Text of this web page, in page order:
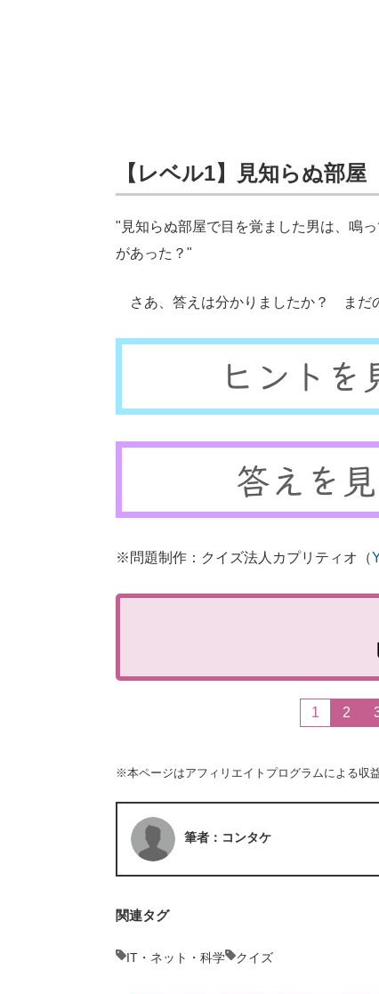
【レベル1】見知らぬ部屋
"見知らぬ部屋で目を覚ました男は、鳴
があった？"
さあ、答えは分かりましたか？ まだ
※問題制作：クイズ法人カプリティオ（
1 2
※本ページはアフィリエイトプログラムによる収
筆者：コンタケ
関連タグ
IT・ネット・科学 クイズ